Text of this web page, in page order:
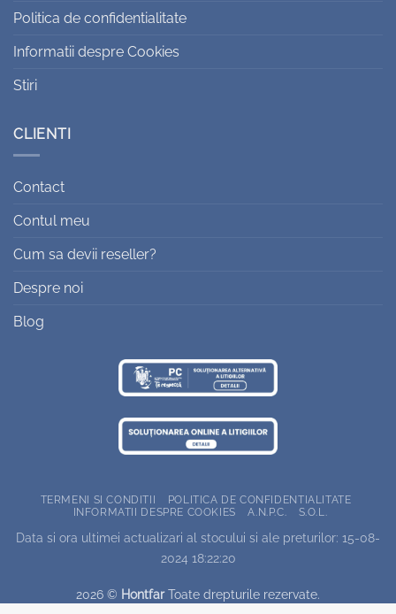
Politica de confidentialitate
Informatii despre Cookies
Stiri
CLIENTI
Contact
Contul meu
Cum sa devii reseller?
Despre noi
Blog
TERMENI SI CONDITII
POLITICA DE CONFIDENTIALITATE
INFORMATII DESPRE COOKIES
A.N.P.C. S.O.L.
Data si ora ultimei actualizari al stocului si ale preturilor: 15-08-
2024 18:22:20
2026 © HontfarToate drepturile rezervate.